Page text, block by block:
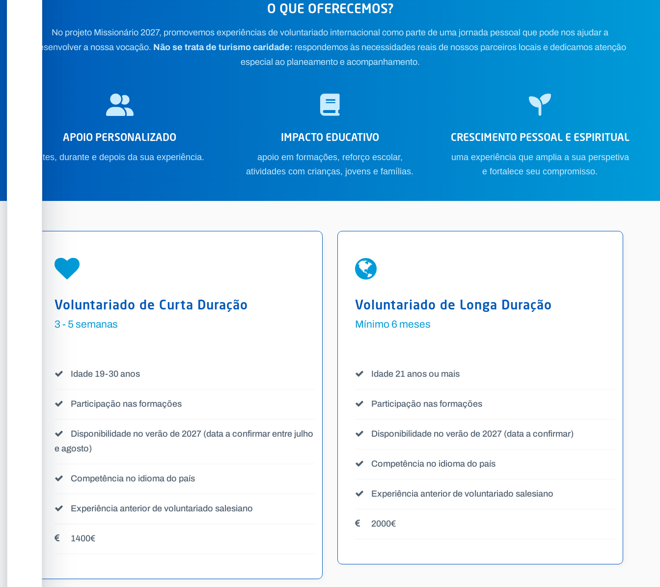
O QUE OFERECEMOS?
No projeto Missionário 2027, promovemos experiências de voluntariado internacional como parte de uma jornada pessoal que pode nos ajudar a
desenvolver a nossa vocação. Não se trata de turismo caridade: respondemos às necessidades reais de nossos parceiros locais e dedicamos atenção
especial ao planeamento e acompanhamento.
APOIO PERSONALIZADO
antes, durante e depois da sua experiência.
IMPACTO EDUCATIVO
apoio em formações, reforço escolar,
atividades com crianças, jovens e famílias.
CRESCIMENTO PESSOAL E ESPIRITUAL
uma experiência que amplia a sua perspetiva
e fortalece seu compromisso.
Voluntariado de Curta Duração
3 - 5 semanas
Idade 19-30 anos
Participação nas formações
Disponibilidade no verão de 2027 (data a confirmar entre julho
e agosto)
Competência no idioma do país
Experiência anterior de voluntariado salesiano
1400€
Voluntariado de Longa Duração
Mínimo 6 meses
Idade 21 anos ou mais
Participação nas formações
Disponibilidade no verão de 2027 (data a confirmar)
Competência no idioma do país
Experiência anterior de voluntariado salesiano
2000€